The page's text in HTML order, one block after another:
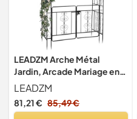
LEADZM Arche Métal
Jardin, Arcade Mariage en
Fer Revêtue de Poudre pour
Plantes Grimpantes de
Rose,Noir (Type d'étable
LEADZM
81,21 € 85,49 €